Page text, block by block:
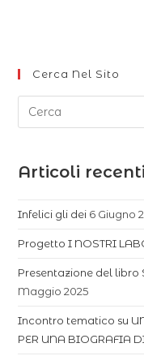
Cerca Nel Sito
Articoli recenti
Infelici gli dei 6 Giugno
Progetto I NOSTRI
Presentazione del libro
Maggio 2025
Incontro tematico su UN
PER UNA BIOGRAFIA